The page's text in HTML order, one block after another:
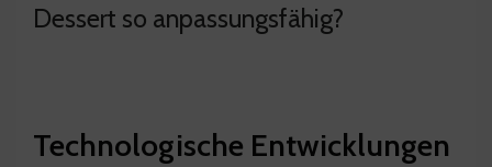
Dessert so anpassungsfähig?
Technologische Entwicklungen